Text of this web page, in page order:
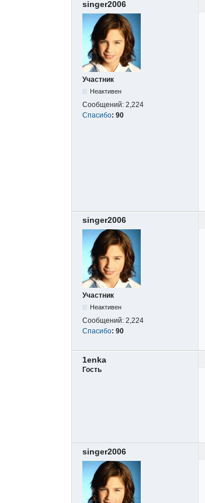
singer2006
Участник
Неактивен
Сообщений: 2,224
Спасибо: 90
singer2006
Участник
Неактивен
Сообщений: 2,224
Спасибо: 90
1enka
Гость
singer2006